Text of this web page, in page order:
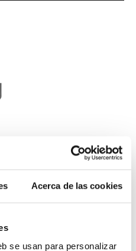
Acerca de las cookies
se usan para personalizar
Ver productos